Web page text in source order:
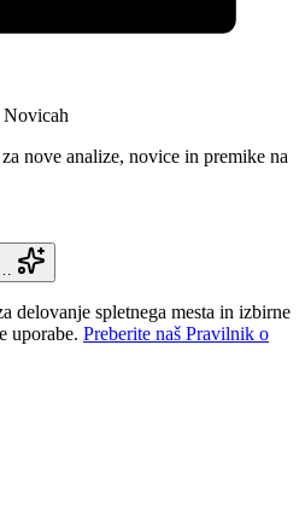
Novicah
nove analize, novice in premike na
delovanje spletnega mesta in izbirne
uporabe. Preberite naš Pravilnik o